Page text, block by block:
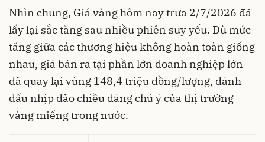
Nhìn chung, Giá vàng hôm nay trưa 2/7/2026 đã
lấy lại sắc tăng sau nhiều phiên suy yếu. Dù mức
tăng giữa các thương hiệu không hoàn toàn giống
nhau, giá bán ra tại phần lớn doanh nghiệp lớn
đã quay lại vùng 148,4 triệu đồng/lượng, đánh
dấu nhịp đảo chiều đáng chú ý của thị trường
vàng miếng trong nước.